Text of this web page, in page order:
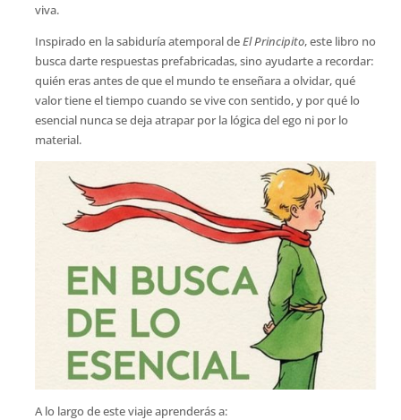
viva.
Inspirado en la sabiduría atemporal deEl Principito, este libro no
busca darte respuestas prefabricadas, sino ayudarte a recordar:
quién eras antes de que el mundo te enseñara a olvidar, qué
valor tiene el tiempo cuando se vive con sentido, y por qué lo
esencial nunca se deja atrapar por la lógica del ego ni por lo
material.
A lo largo de este viaje aprenderás a: